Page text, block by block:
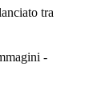
tra
-